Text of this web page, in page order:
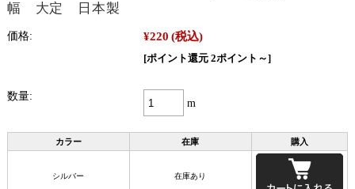
幅 大定 日本製
価格: ¥220 (税込)
[ポイント還元 2ポイント～]
数量:
m
カラー 在庫 購入
シルバー 在庫あり